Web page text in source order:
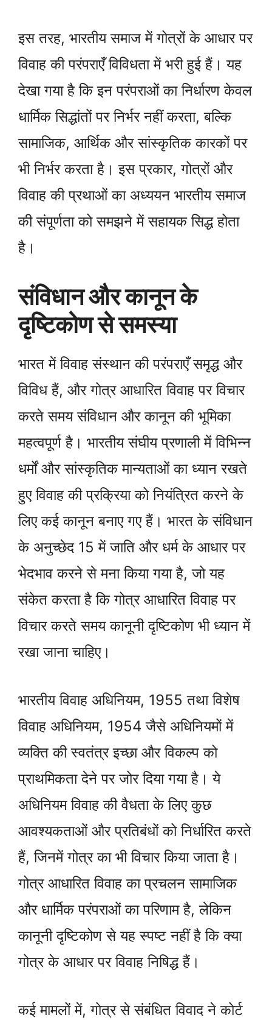
इस तरह, भारतीय समाज में गोत्रों के आधार पर
विवाह की परंपराएँ विविधता में भरी हुई हैं। यह
देखा गया है कि इन परंपराओं का निर्धारण केवल
धार्मिक सिद्धांतों पर निर्भर नहीं करता, बल्कि
सामाजिक, आर्थिक और सांस्कृतिक कारकों पर
भी निर्भर करता है। इस प्रकार, गोत्रों और
विवाह की प्रथाओं का अध्ययन भारतीय समाज
की संपूर्णता को समझने में सहायक सिद्ध होता
है।
संविधान और कानून के
दृष्टिकोण से समस्या
भारत में विवाह संस्थान की परंपराएँ समृद्ध और
विविध हैं, और गोत्र आधारित विवाह पर विचार
करते समय संविधान और कानून की भूमिका
महत्वपूर्ण है। भारतीय संघीय प्रणाली में विभिन्न
धर्मों और सांस्कृतिक मान्यताओं का ध्यान रखते
हुए विवाह की प्रक्रिया को नियंत्रित करने के
लिए कई कानून बनाए गए हैं। भारत के संविधान
के अनुच्छेद 15 में जाति और धर्म के आधार पर
भेदभाव करने से मना किया गया है, जो यह
संकेत करता है कि गोत्र आधारित विवाह पर
विचार करते समय कानूनी दृष्टिकोण भी ध्यान में
रखा जाना चाहिए।
भारतीय विवाह अधिनियम, 1955 तथा विशेष
विवाह अधिनियम, 1954 जैसे अधिनियमों में
व्यक्ति की स्वतंत्र इच्छा और विकल्प को
प्राथमिकता देने पर जोर दिया गया है। ये
अधिनियम विवाह की वैधता के लिए कुछ
आवश्यकताओं और प्रतिबंधों को निर्धारित करते
हैं, जिनमें गोत्र का भी विचार किया जाता है।
गोत्र आधारित विवाह का प्रचलन सामाजिक
और धार्मिक परंपराओं का परिणाम है, लेकिन
कानूनी दृष्टिकोण से यह स्पष्ट नहीं है कि क्या
गोत्र के आधार पर विवाह निषिद्ध हैं।
कई मामलों में, गोत्र से संबंधित विवाद ने कोर्ट